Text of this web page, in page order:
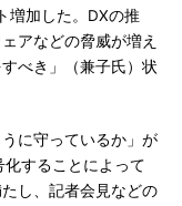
増加した。DXの推
アなどの脅威が増え
べき」（兼子氏）状
に守っているか」が
することによって
し、記者会見などの